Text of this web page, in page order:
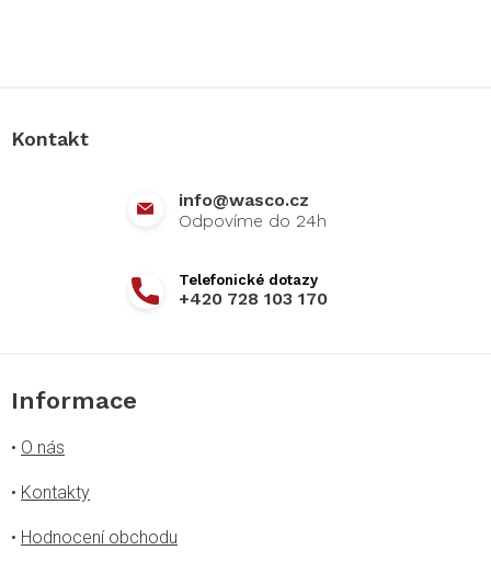
Kontakt
info@wasco.cz
+420 728 103 170
Informace
• O nás
• Kontakty
• Hodnocení obchodu